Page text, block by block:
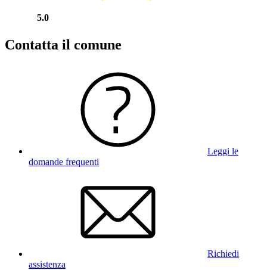
5.0
Contatta il comune
Leggi le
domande frequenti
Richiedi
assistenza